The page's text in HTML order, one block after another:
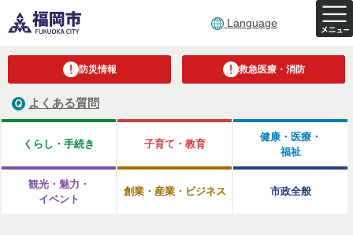
Language
防災情報 救急医療・消防
よくある質問
くらし・手続き 子育て・教育
健康・医療・
福祉
観光・魅力・
イベント
創業・産業・ビジネス 市政全般